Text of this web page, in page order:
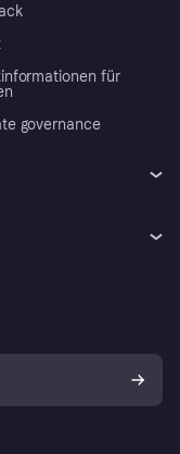
für
governance